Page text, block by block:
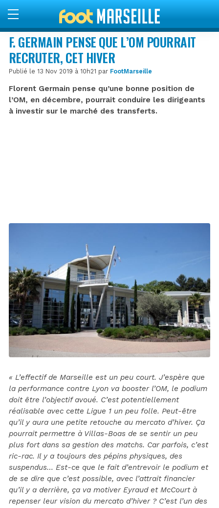
F. GERMAIN PENSE QUE L’OM POURRAIT
RECRUTER, CET HIVER
Publié le 13 Nov 2019 à 10h21 par FootMarseille
Florent Germain pense qu’une bonne position de
l’OM, en décembre, pourrait conduire les dirigeants
à investir sur le marché des transferts.
« L’effectif de Marseille est un peu court. J’espère que
la performance contre Lyon va booster l’OM, le podium
doit être l’objectif avoué. C’est potentiellement
réalisable avec cette Ligue 1 un peu folle. Peut-être
qu’il y aura une petite retouche au mercato d’hiver. Ça
pourrait permettre à Villas-Boas de se sentir un peu
plus fort dans sa gestion des matchs. Car parfois, c’est
ric-rac. Il y a toujours des pépins physiques, des
suspendus… Est-ce que le fait d’entrevoir le podium et
de se dire que c’est possible, avec l’attrait financier
qu’il y a derrière, ça va motiver Eyraud et McCourt à
repenser leur vision du mercato d’hiver ? C’est l’un des